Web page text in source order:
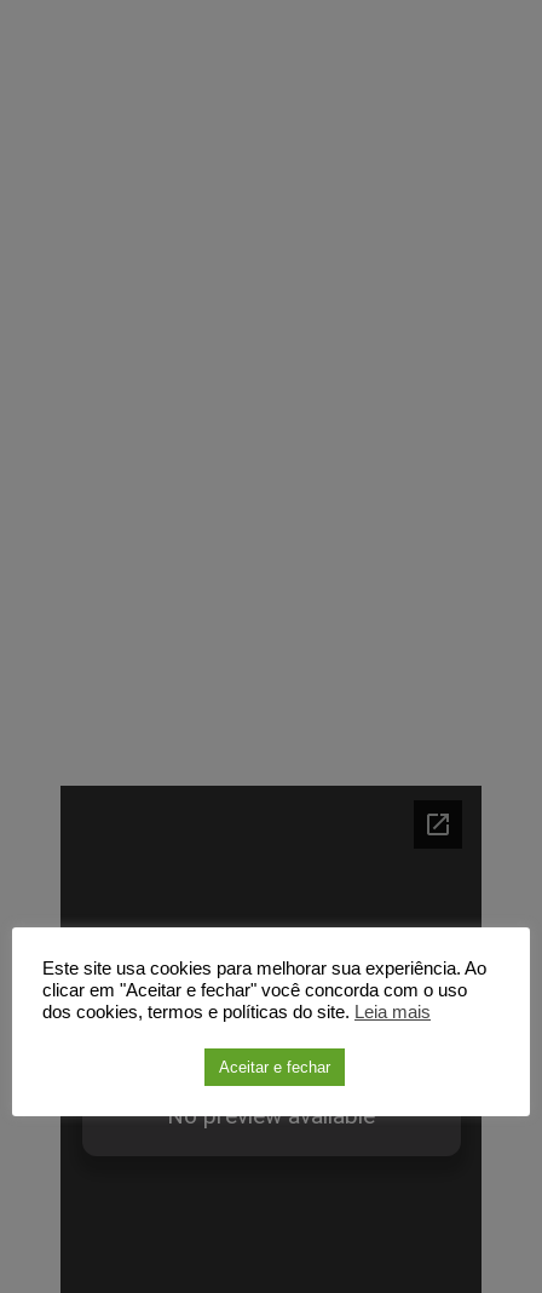
Este site usa cookies para melhorar sua experiência. Ao
clicar em "Aceitar e fechar" você concorda com o uso
dos cookies, termos e políticas do site. Leia mais
Aceitar e fechar